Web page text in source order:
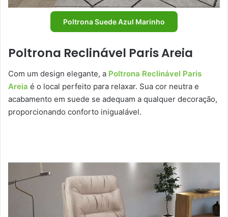
Poltrona Suede Azul Marinho
Poltrona Reclinável Paris Areia
Com um design elegante, a Poltrona Reclinável Paris
Areia é o local perfeito para relaxar. Sua cor neutra e
acabamento em suede se adequam a qualquer decoração,
proporcionando conforto inigualável.